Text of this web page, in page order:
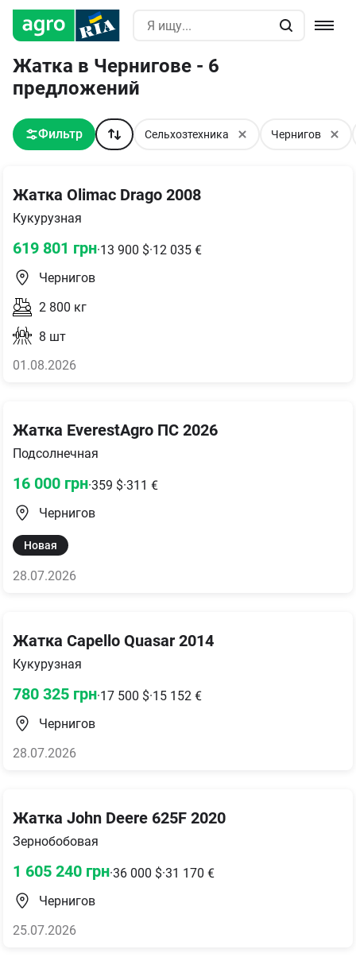
Жатка в Чернигове - 6
предложений
Фильтр Сельхозтехника Чернигов
Жатка Olimac Drago 2008
Кукурузная
619 801 грн·13 900 $·12 035 €
Чернигов
2 800 кг
8 шт
01.08.2026
Жатка EverestAgro ПС 2026
Подсолнечная
16 000 грн·359 $·311 €
Чернигов
Новая
28.07.2026
Жатка Capello Quasar 2014
Кукурузная
780 325 грн·17 500 $·15 152 €
Чернигов
28.07.2026
Жатка John Deere 625F 2020
Зернобобовая
1 605 240 грн·36 000 $·31 170 €
Чернигов
25.07.2026